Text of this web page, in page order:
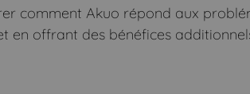
comment Akuo répond aux
en offrant des bénéfices